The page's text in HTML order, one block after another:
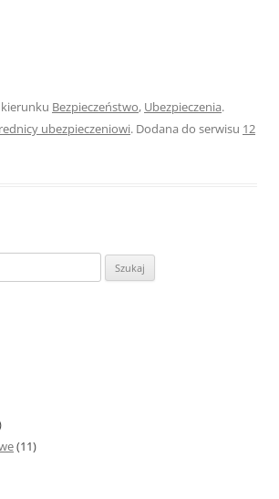
Bezpieczeństwo, Ubezpieczenia.
ubezpieczeniowi. Dodana do serwisu 12
(11)